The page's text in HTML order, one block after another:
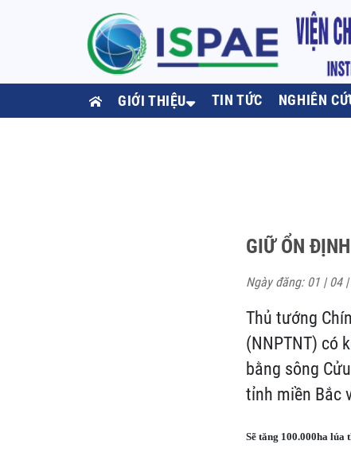
GIỚI THIỆU TIN TỨC NGHIÊN
GIỮ ỔN
Ngày đăng: 01 | 04
Thủ tướng
(NNPTNT) có
bằng sông
tỉnh miền Bắc
Sẽ tăng 100.000ha lúa